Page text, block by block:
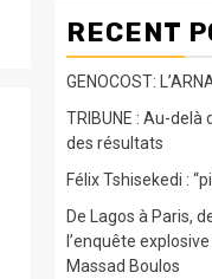
RECENT
GENOCOST:
TRIBUNE : Au-
des résultats
Félix Tshisekedi :
De Lagos à Paris,
l’enquête
Massad Boulos